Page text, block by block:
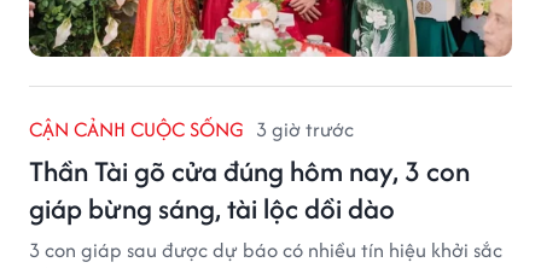
CẬN CẢNH CUỘC SỐNG 3 giờ trước
Thần Tài gõ cửa đúng hôm nay, 3 con
giáp bừng sáng, tài lộc dồi dào
3 con giáp sau được dự báo có nhiều tín hiệu khởi sắc